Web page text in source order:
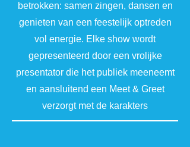
betrokken: samen zingen, dansen en
genieten van een feestelijk optreden
vol energie. Elke show wordt
gepresenteerd door een vrolijke
presentator die het publiek meeneemt
en aansluitend een Meet & Greet
verzorgt met de karakters